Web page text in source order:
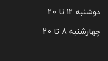
دوشنبه 12 تا 20
چهارشنبه 8 تا 20